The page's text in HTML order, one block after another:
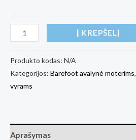
produkto
Barefoot
Shoes
Barebarics
Beige
Į KREPŠELĮ
Produkto kodas: N/A
Kategorijos: Barefoot avalynė moterims,
vyrams
Aprašymas